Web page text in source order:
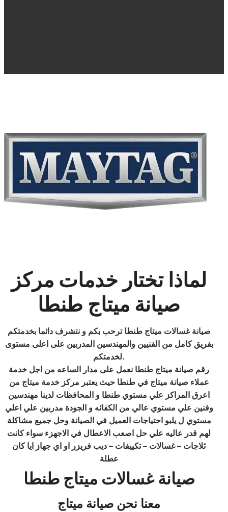
لماذا تختار خدمات مركز
صيانة ميتاج طنطا
صيانة غسالات ميتاج طنطا ترحب بكم و نتشرف دائما بخدمتكم
بفريق كامل من الفنيين والمهندسين المدربين على اعلى مستوى
لخدمتكم.
رقم صيانة ميتاج طنطا نعمل على مدار الساعه من اجل خدمة
عملاء صيانة ميتاج في طنطا حيث يعتبر مركز خدمة ميتاج من
اعرق المراكز علي مستوي طنطا و المحافظات لدينا مهندسين
وفنين علي مستوي عالي من الكفائه و الجودة مدربين علي اعلي
مستوي ل يلبو احتياجات العميل في الصيانة وحل جميع مشاكلة
لهم قدر عاليه علي حل اصعب الاعطال في الاجهزء سواء كانت
ثلاجات – غسالات – تكييفات – ديب فريزر او اي جهاز ايا كان
عطلة
صيانة غسالات ميتاج طنطا
معنا نحن صيانة ميتاج